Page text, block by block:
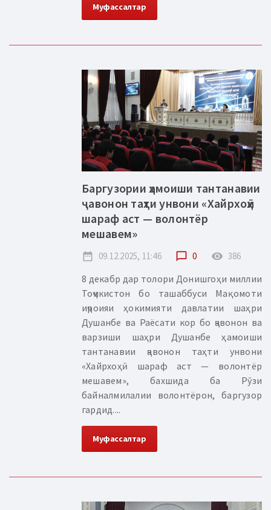
Муфассалтар
Баргузории ҳамоиши тантанавии
ҷавонон таҳти унвони «Хайрхоҳӣ
шараф аст — волонтёр
мешавем»
date_range 09.12.2025, 11:46 chat_bubble_outline 0 remove_red_eye 386
8 декабр дар толори Донишгоҳи миллии
Тоҷикистон бо ташаббуси Мақомоти
иҷроияи ҳокимияти давлатии шаҳри
Душанбе ва Раёсати кор бо ҷавонон ва
варзиши шаҳри Душанбе ҳамоиши
тантанавии ҷавонон таҳти унвони
«Хайрхоҳӣ шараф аст — волонтёр
мешавем», бахшида ба Рӯзи
байналмилалии волонтёрон, баргузор
гардид....
Муфассалтар